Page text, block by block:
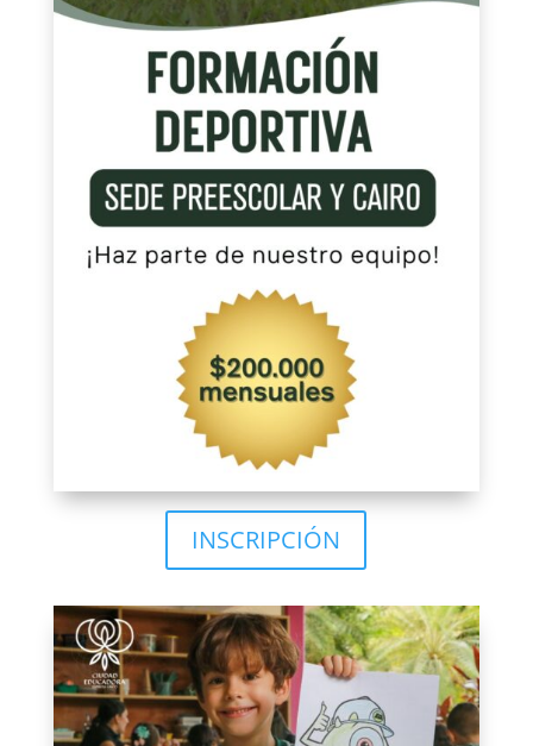
INSCRIPCIÓN